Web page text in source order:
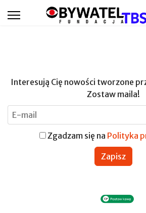
Interesują Cię nowości tworzone
Zostaw maila!
Zgadzam się na Polityka